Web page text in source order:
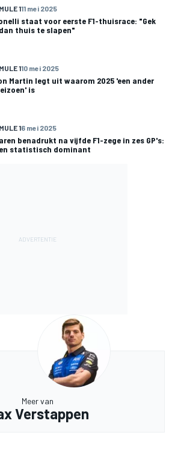
111 mei 2025
staat voor eerste F1-thuisrace: "Gek
thuis te slapen"
110 mei 2025
Martin legt uit waarom 2025 'een ander
is
16 mei 2025
benadrukt na vijfde F1-zege in zes GP's:
statistisch dominant
Meer van
Verstappen